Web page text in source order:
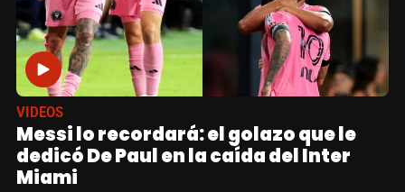
VIDEOS
Messi lo recordará: el golazo que le
dedicó De Paul en la caída del Inter
Miami